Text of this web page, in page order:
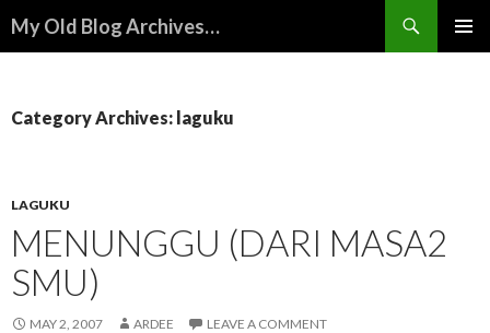
My Old Blog Archives…
Category Archives: laguku
LAGUKU
MENUNGGU (DARI MASA2
SMU)
MAY 2, 2007 ARDEE LEAVE A COMMENT